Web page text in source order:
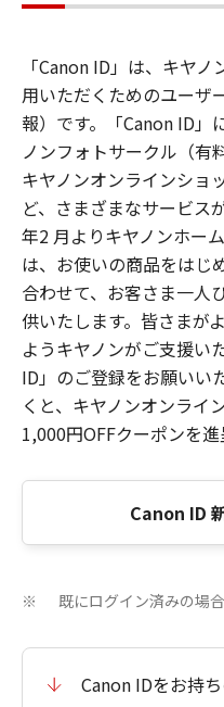
「Canon ID」は、キヤ
用いただくためのユーザ
報）です。「Canon ID」
ノンフォトサークル（有
キヤノンオンラインショ
ど、さまざまなサービス
年2 月よりキヤノンホー
は、お使いの商品をはじ
合わせて、お客さま一人
供いたします。皆さまが
ようキヤノンがご支援い
ID」のご登録をお願いい
くと、キヤノンオンライ
1,000円OFFクーポンを進
Canon ID
※ 既にログイン済みの場
Canon IDをお持